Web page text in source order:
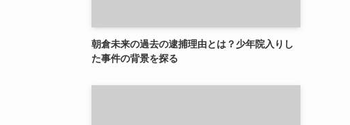
朝倉未来の過去の逮捕理由とは？少年院入りし
た事件の背景を探る